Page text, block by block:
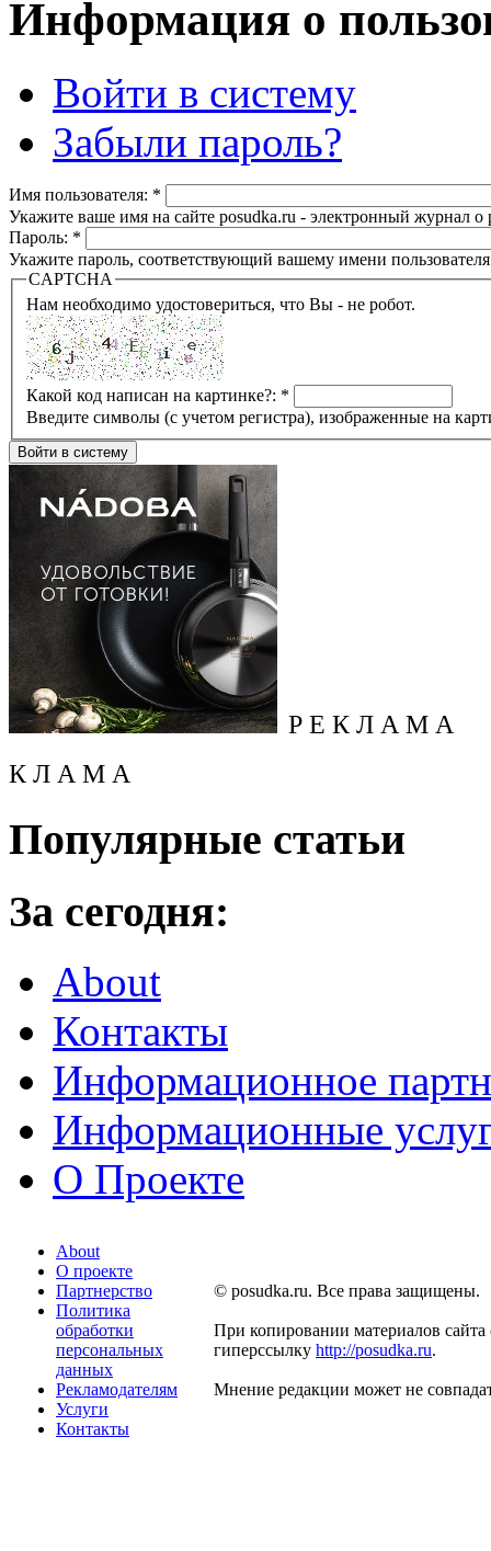
Информация о
Войти в систему
Забыли пароль?
Имя пользователя: *
Укажите ваше имя на сайте posudka.ru - электронный журнал
Пароль: *
Укажите пароль, соответствующий вашему имени
CAPTCHA
Нам необходимо удостовериться, что Вы - не робот.
Какой код написан на картинке?: *
Введите символы (с учетом регистра), изображенные на
Р Е К Л А М А
К Л А М А
Популярные статьи
За сегодня:
About
Контакты
Информационное
Информационные
О Проекте
About
О проекте
Партнерство
Политика
обработки
персональных
данных
Рекламодателям
Услуги
Контакты
© posudka.ru. Все права защищены.
При копировании материалов сайта
гиперссылку http://posudka.ru.
Мнение редакции может не